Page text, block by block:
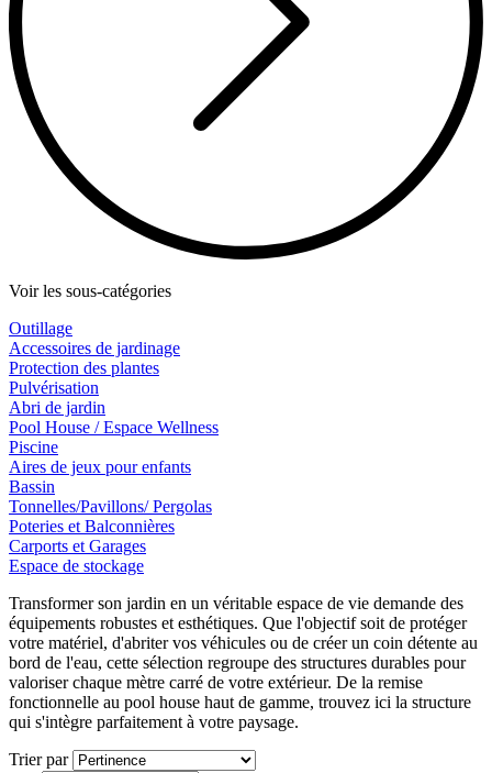
Voir les sous-catégories
Outillage
Accessoires de jardinage
Protection des plantes
Pulvérisation
Abri de jardin
Pool House / Espace Wellness
Piscine
Aires de jeux pour enfants
Bassin
Tonnelles/Pavillons/ Pergolas
Poteries et Balconnières
Carports et Garages
Espace de stockage
Transformer son jardin en un véritable espace de vie demande des
équipements robustes et esthétiques. Que l'objectif soit de protéger
votre matériel, d'abriter vos véhicules ou de créer un coin détente au
bord de l'eau, cette sélection regroupe des structures durables pour
valoriser chaque mètre carré de votre extérieur. De la remise
fonctionnelle au pool house haut de gamme, trouvez ici la structure
qui s'intègre parfaitement à votre paysage.
Trier par